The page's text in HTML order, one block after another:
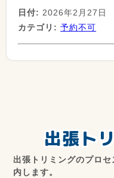
日付: 2026年2月27日
カテゴリ: 予約不可
出張ト
出張トリミングのプロ
内します。